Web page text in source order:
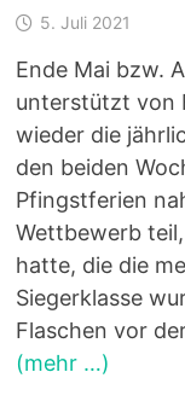
5. Juli 2021
Ende Mai bzw.
unterstützt von
wieder die
den beiden
Pfingstferien
Wettbewerb
hatte, die die
Siegerklasse
Flaschen vor
(mehr …)